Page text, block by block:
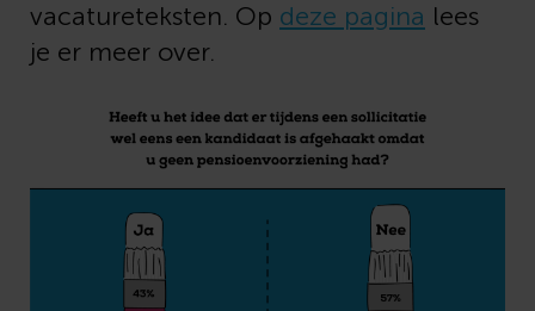
vacatureteksten. Op deze pagina lees
je er meer over.